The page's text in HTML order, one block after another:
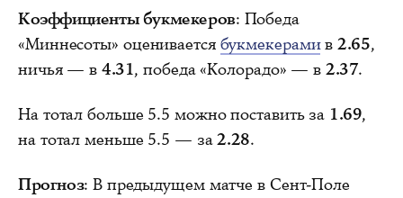
Коэффициенты букмекеров: Победа
«Миннесоты» оценивается букмекерамив2.65,
ничья — в 4.31, победа «Колорадо» — в 2.37.
На тотал больше 5.5 можно поставить за 1.69,
на тотал меньше 5.5 — за2.28.
Прогноз: В предыдущем матче в Сент-Поле